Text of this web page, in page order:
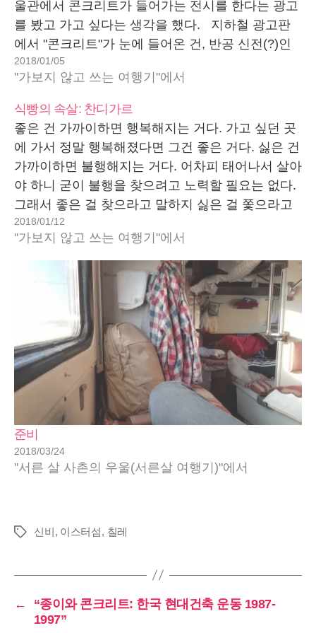
울관에서 콘크리트가 들어가는 전시를 한다는 광고
를 봤고 가고 싶다는 생각을 했다. 지하철 광고판
에서 "콘크리트"가 눈에 들어온 건, 반공 신전(?)인
김수근의 자유 센터나 서울역사박물관에서 비슷한
시절에 콘크리트 복원한 광화문 단면을 본 기억과
중학교 시절 과학 선생님이 박정희…
2018/01/05
"가보지 않고 쓰는 여행기"에서
식빵의 속살: 찬디가르
좋은 건 가까이하면 행복해지는 거다. 가고 싶던 곳
에 가서 정말 행복해졌다면 그건 좋은 거다. 싫은 건
가까이하면 불행해지는 거다. 어차피 태어나서 살아
야 하니 굳이 불행을 찾으려고 노력할 필요는 없다.
그래서 좋은 걸 찾으라고 말하지 싫은 걸 쫓으라고
말하지 않는다. 사실 싫은 건 굳이 찾지 않아도 본능
적으로 안다. 보통 싫은 건…
2018/01/12
"가보지 않고 쓰는 여행기"에서
준비
2018/03/24
"서른 살 사촌의 우울(서른살 여행기)"에서
태
신비, 이스터섬, 칠레
←
“종이와 콘크리트: 한국 현대건축 운동 1987-
1997”